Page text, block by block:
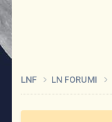
LNF LN FORUMI